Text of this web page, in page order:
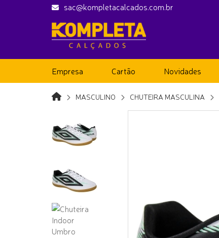
sac@kompletacalcados.com.br
Empresa Cartão Novidades
MASCULINO CHUTEIRA MASCULINA